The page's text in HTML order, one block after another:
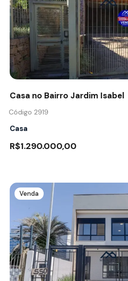
Casa no Bairro Jardim Isabel
Código 2919
Casa
R$1.290.000,00
Venda